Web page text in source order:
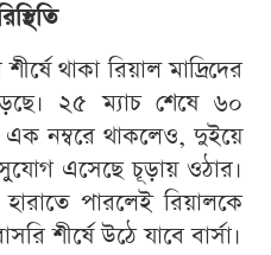
থাকা রিয়াল মাদ্রিদের
২৫ ম্যাচ শেষে ৬০
এক নম্বরে থাকলেও, দুইয়ে
এসেছে চূড়ায় ওঠার।
পারলেই রিয়ালকে
শীর্ষে উঠে যাবে বার্সা।